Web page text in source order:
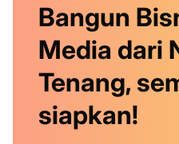
Bangun
Media dari
Tenang,
siapkan!